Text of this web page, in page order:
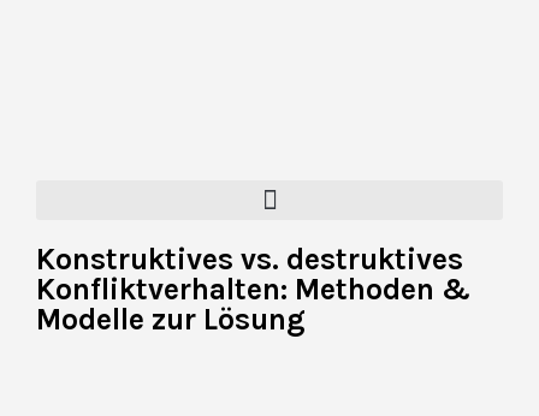
Konstruktives vs. destruktives
Konfliktverhalten: Methoden &
Modelle zur Lösung